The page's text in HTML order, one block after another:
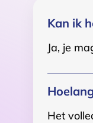
Kan ik
Ja, je
Het